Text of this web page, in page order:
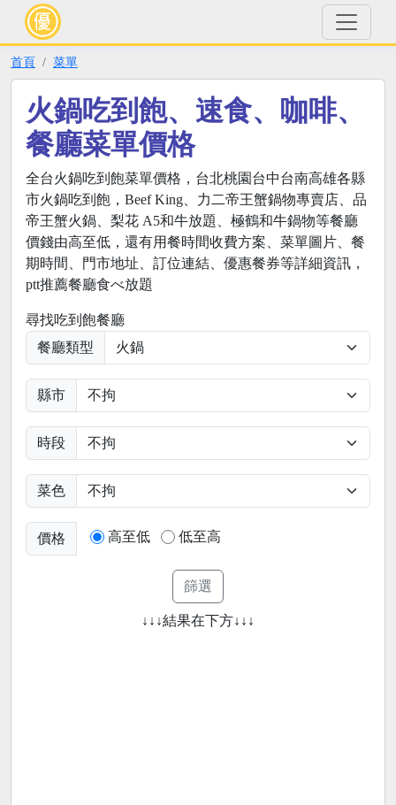
首頁 菜單
火鍋吃到飽、速食、咖啡、
餐廳菜單價格
全台火鍋吃到飽菜單價格，台北桃園台中台南高雄各縣
市火鍋吃到飽，Beef King、力二帝王蟹鍋物專賣店、品
帝王蟹火鍋、梨花 A5和牛放題、極鶴和牛鍋物等餐廳
價錢由高至低，還有用餐時間收費方案、菜單圖片、餐
期時間、門市地址、訂位連結、優惠餐券等詳細資訊，
ptt推薦餐廳食べ放題
尋找吃到飽餐廳
餐廳類型
縣市
時段
菜色
價格 高至低 低至高
↓↓↓結果在下方↓↓↓